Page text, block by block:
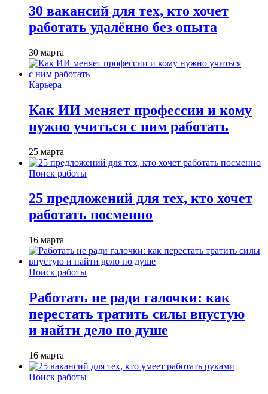
30 вакансий для тех, кто хочет
работать удалённо без опыта
30 марта
Карьера
Как ИИ меняет профессии и кому
нужно учиться с ним работать
25 марта
Поиск работы
25 предложений для тех, кто хочет
работать посменно
16 марта
Поиск работы
Работать не ради галочки: как
перестать тратить силы впустую
и найти дело по душе
16 марта
Поиск работы